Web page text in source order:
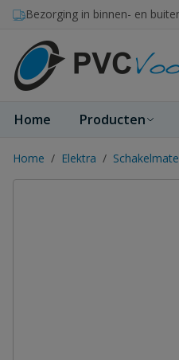
Ga naar de inhoud
Bezorging in binnen- en
Home Producten
Home / Elektra /